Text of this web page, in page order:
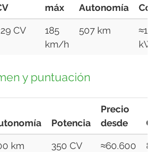
máx
Autonomía
CV
185
km/h
507 km
y puntuación
Potencia
Precio
desde
km 350 CV
≈60.600